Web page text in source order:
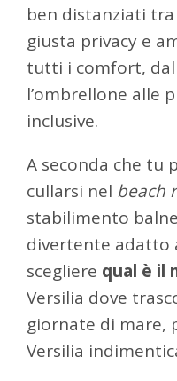
ben distanziati
giusta privacy e
tutti i comfort,
l’ombrellone alle
inclusive.
A seconda che tu
cullarsi nel beach
stabilimento
divertente adatto
scegliere qual è il
Versilia dove
giornate di mare,
Versilia